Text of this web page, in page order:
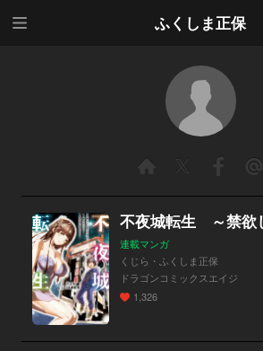
ふくしま正保
連載マンガ
くじら・ふくしま正保
ドラゴンコミックスエイジ
1,326